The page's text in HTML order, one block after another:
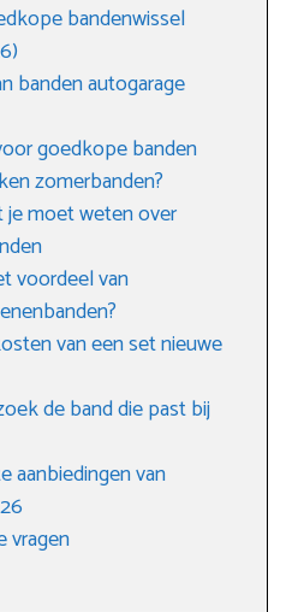
bandenwissel
banden autogarage
goedkope banden
zomerbanden?
je moet weten over
voordeel van
van een set nieuwe
de band die past bij
aanbiedingen van
vragen